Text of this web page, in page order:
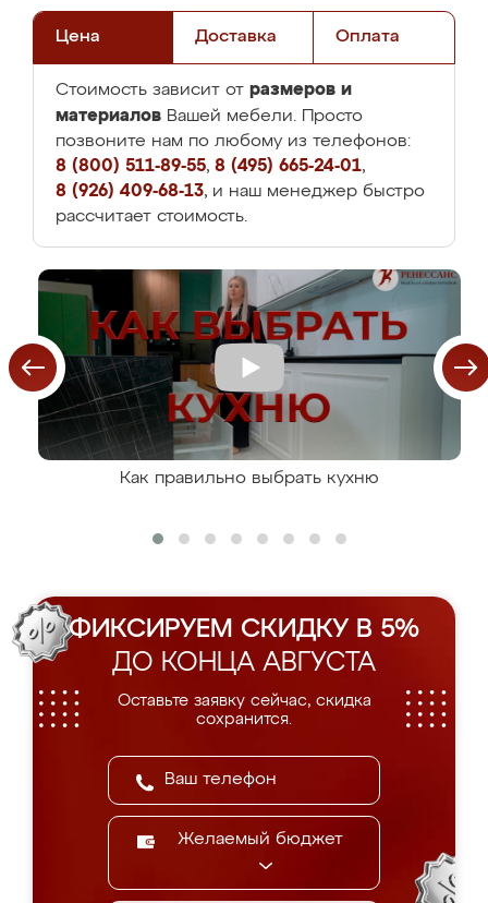
Цена Доставка Оплата
Стоимость зависит от размеров и
материалов Вашей мебели. Просто
позвоните нам по любому из телефонов:
8 (800) 511-89-55, 8 (495) 665-24-01,
8 (926) 409-68-13, и наш менеджер быстро
рассчитает стоимость.
Как правильно выбрать кухню
ФИКСИРУЕМ СКИДКУ В 5%
ДО КОНЦА АВГУСТА
Оставьте заявку сейчас, скидка
сохранится.
Желаемый бюджет